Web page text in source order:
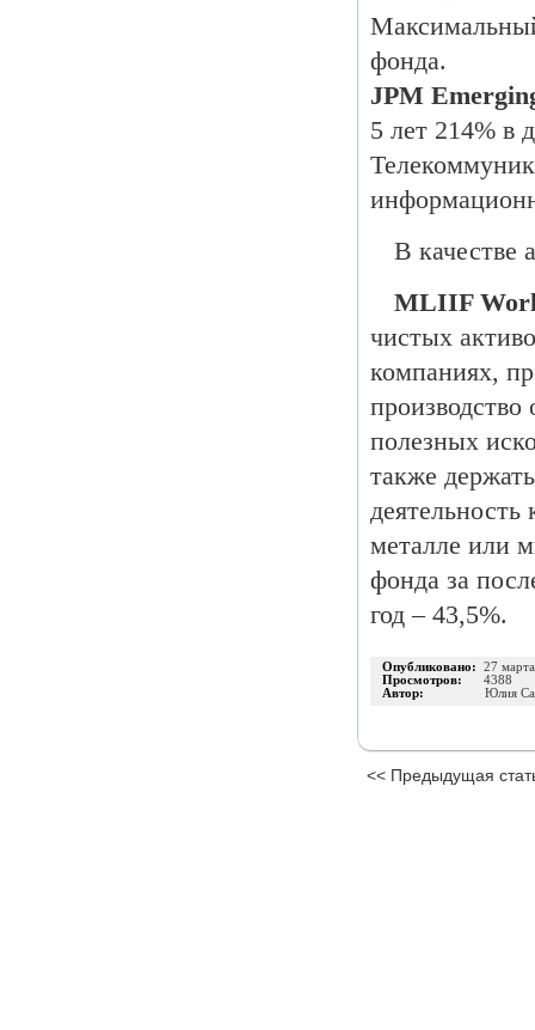
фонда.
JPM
5 лет 214% в
В качестве
MLIIF
чистых
компаниях,
полезных
также
деятельность
металле или
фонда за
год – 43,5%.
Опубликовано: 27
Просмотров: 4388
Автор:
Юлия
<< Предыдущая